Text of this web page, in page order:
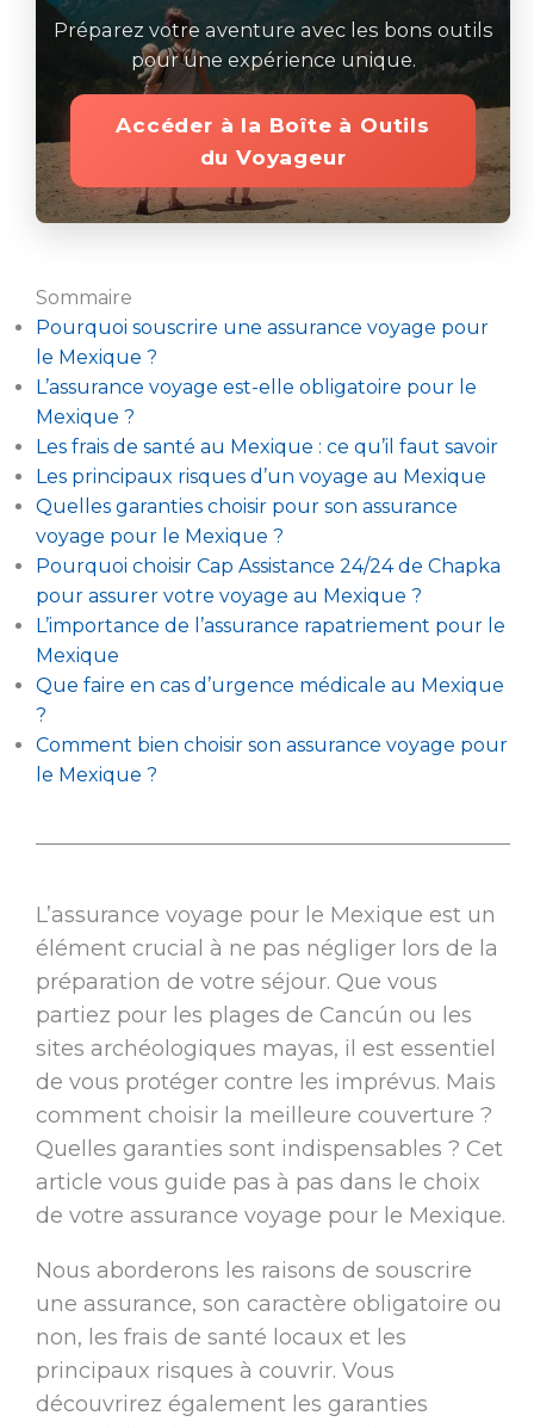
Préparez votre aventure avec les bons outils
pour une expérience unique.
Accéder à la Boîte à Outils
du Voyageur
Sommaire
Pourquoi souscrire une assurance voyage pour
le Mexique ?
L’assurance voyage est-elle obligatoire pour le
Mexique ?
Les frais de santé au Mexique : ce qu’il faut savoir
Les principaux risques d’un voyage au Mexique
Quelles garanties choisir pour son assurance
voyage pour le Mexique ?
Pourquoi choisir Cap Assistance 24/24 de Chapka
pour assurer votre voyage au Mexique ?
L’importance de l’assurance rapatriement pour le
Mexique
Que faire en cas d’urgence médicale au Mexique
?
Comment bien choisir son assurance voyage pour
le Mexique ?
L’assurance voyage pour le Mexique est un
élément crucial à ne pas négliger lors de la
préparation de votre séjour. Que vous
partiez pour les plages de Cancún ou les
sites archéologiques mayas, il est essentiel
de vous protéger contre les imprévus. Mais
comment choisir la meilleure couverture ?
Quelles garanties sont indispensables ? Cet
article vous guide pas à pas dans le choix
de votre assurance voyage pour le Mexique.
Nous aborderons les raisons de souscrire
une assurance, son caractère obligatoire ou
non, les frais de santé locaux et les
principaux risques à couvrir. Vous
découvrirez également les garanties